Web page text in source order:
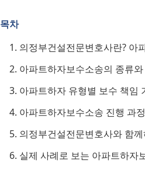
목차
의정부건설전문변호사란? 아
아파트하자보수소송의 종류
아파트하자 유형별 보수 책임
아파트하자보수소송 진행 과
의정부건설전문변호사와 함
실제 사례로 보는 아파트하자